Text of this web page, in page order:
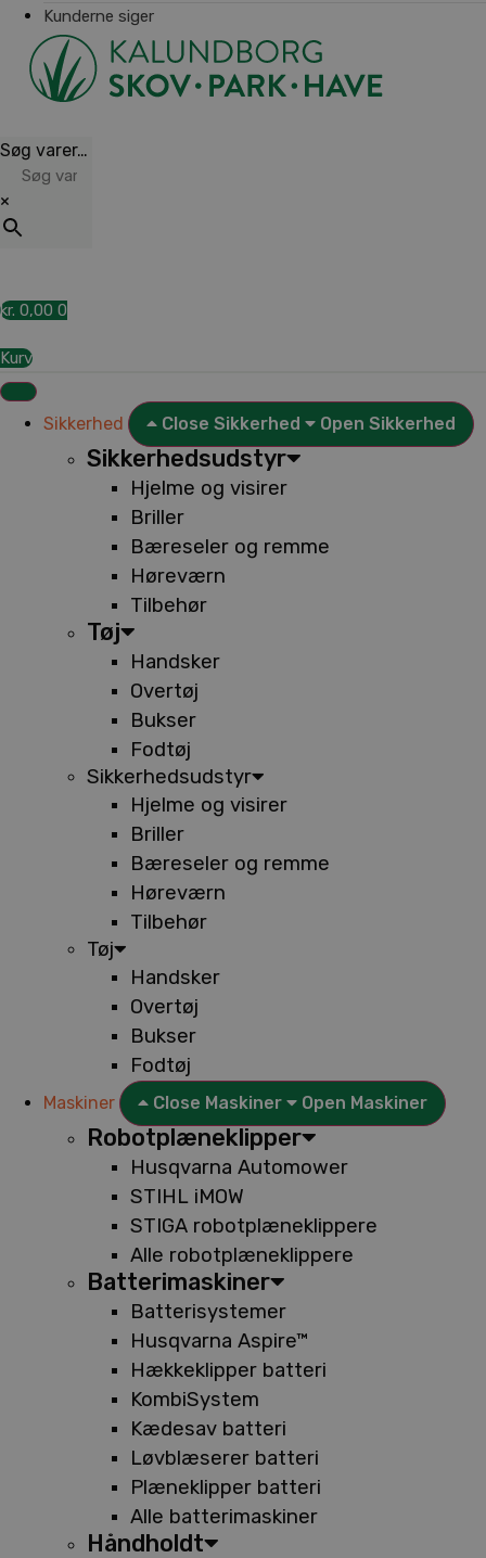
Kunderne siger
Søg varer…
×
kr. 0,00 0
Kurv
Sikkerhed Close Sikkerhed Open Sikkerhed
Sikkerhedsudstyr
Hjelme og visirer
Briller
Bæreseler og remme
Høreværn
Tilbehør
Tøj
Handsker
Overtøj
Bukser
Fodtøj
Sikkerhedsudstyr
Hjelme og visirer
Briller
Bæreseler og remme
Høreværn
Tilbehør
Tøj
Handsker
Overtøj
Bukser
Fodtøj
Maskiner Close Maskiner Open Maskiner
Robotplæneklipper
Husqvarna Automower
STIHL iMOW
STIGA robotplæneklippere
Alle robotplæneklippere
Batterimaskiner
Batterisystemer
Husqvarna Aspire™
Hækkeklipper batteri
KombiSystem
Kædesav batteri
Løvblæserer batteri
Plæneklipper batteri
Alle batterimaskiner
Håndholdt